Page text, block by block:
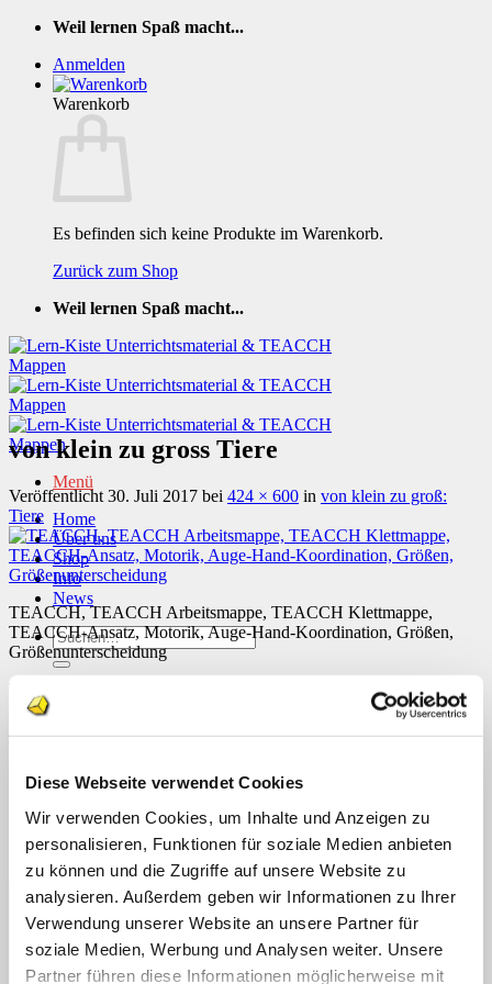
Diese Webseite verwendet Cookies
Wir verwenden Cookies, um Inhalte und Anzeigen zu
personalisieren, Funktionen für soziale Medien anbieten
zu können und die Zugriffe auf unsere Website zu
analysieren. Außerdem geben wir Informationen zu Ihrer
Verwendung unserer Website an unsere Partner für
soziale Medien, Werbung und Analysen weiter. Unsere
Partner führen diese Informationen möglicherweise mit
Zum
springen
Weil lernen Spaß macht...
Anmelden
Warenkorb
Es befinden sich keine Produkte im Warenkorb.
Zurück zum Shop
Weil lernen Spaß macht...
Menü
Home
Über uns
Shop
Info
News
Suchen
nach:
von klein zu gross Tiere
Veröffentlicht 30. Juli 2017 bei 424 × 600 in von klein zu groß:
Tiere
TEACCH, TEACCH Arbeitsmappe, TEACCH Klettmappe,
TEACCH-Ansatz, Motorik, Auge-Hand-Koordination, Größen,
Größenunterscheidung
Kommentar
posten
Schreibe einen Kommentar
Deine E-Mail-Adresse wird nicht veröffentlicht. Erforderliche
Kommentar*